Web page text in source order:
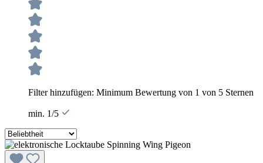
Filter hinzufügen: Minimum Bewertung von 1 von 5 Sternen
min. 1/5